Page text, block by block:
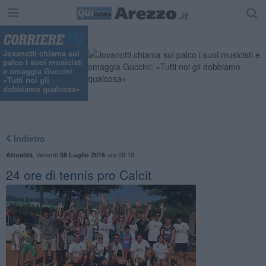
Jovanotti chiama sul
palco i suoi musicisti
e omaggia Guccini:
«Tutti noi gli
dobbiamo qualcosa»
Indietro
Attualità Venerdì 08 Luglio 2016ore 09:19
24 ore di tennis pro Calcit